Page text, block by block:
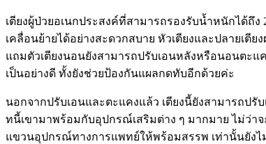
เตียงผู้ป่วยอเนกประสงค์ที่สามารถรองรับน้ำหนักได้ถึ
เคลื่อนย้ายได้อย่างสะดวกสบาย หัวเตียงและปลายเ
แถมตัวเตียงนอนยังสามารถปรับเอนหลังหรือนอนตะแ
เป็นอย่างดี ทั้งยังช่วยป้องกันแผลกดทับอีกด้วยค่ะ
นอกจากปรับเอนและตะแคงแล้ว เตียงนี้ยังสามารถป
ทนี้เขามาพร้อมกับอุปกรณ์เสริมต่าง ๆ มากมาย ไม่ว่า
แขวนอุปกรณ์ทางการแพทย์ให้พร้อมสรรพ เท่านั้นยัง